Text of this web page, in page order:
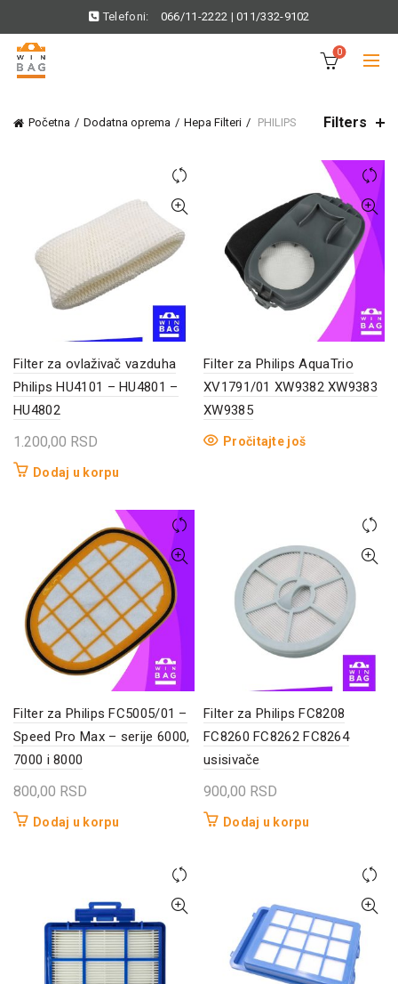
Telefoni: 066/11-2222 |011/332-9102
0
Početna Dodatna oprema Hepa Filteri PHILIPS Filters
Filter za ovlaživač vazduha
Philips HU4101 – HU4801 –
HU4802
1.200,00 RSD
Dodaj u korpu
Filter za Philips AquaTrio
XV1791/01 XW9382 XW9383
XW9385
Pročitajte još
Filter za Philips FC5005/01 –
Speed Pro Max – serije 6000,
7000 i 8000
800,00 RSD
Dodaj u korpu
Filter za Philips FC8208
FC8260 FC8262 FC8264
usisivače
900,00 RSD
Dodaj u korpu